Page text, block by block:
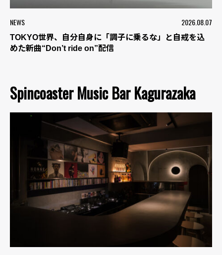
NEWS 2026.08.07
TOKYO世界、自分自身に「調子に乗るな」と自戒を込
めた新曲“Don’t ride on”配信
Spincoaster Music Bar Kagurazaka